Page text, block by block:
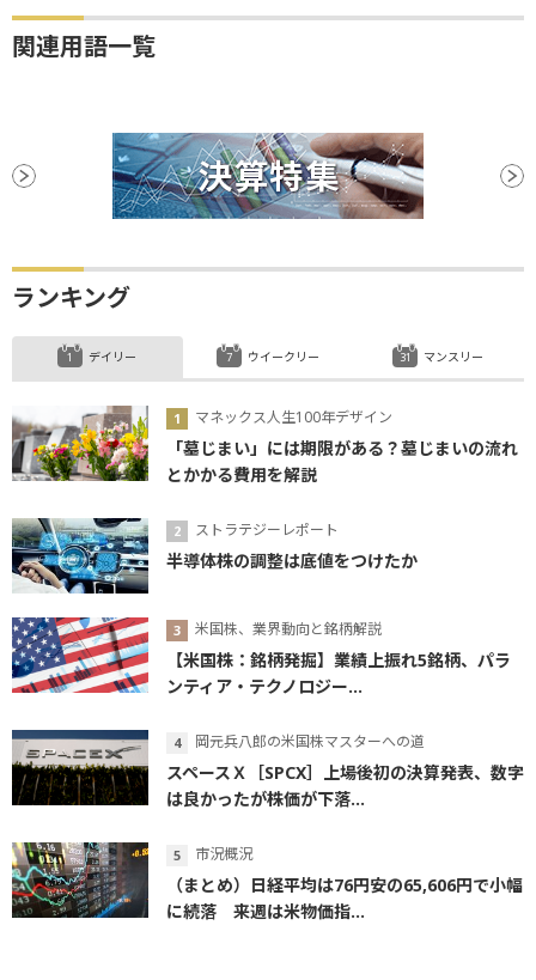
関連用語一覧
ランキング
デイリー
マネックス人生100年デザイン
「墓じまい」には期限がある？墓じまいの流れ
とかかる費用を解説
ストラテジーレポート
半導体株の調整は底値をつけたか
米国株、業界動向と銘柄解説
【米国株：銘柄発掘】業績上振れ5銘柄、パラ
ンティア・テクノロジー...
岡元兵八郎の米国株マスターへの道
スペースＸ［SPCX］上場後初の決算発表、数字
は良かったが株価が下落...
市況概況
（まとめ）日経平均は76円安の65,606円で小幅
に続落 来週は米物価指...
ウイークリー マンスリー